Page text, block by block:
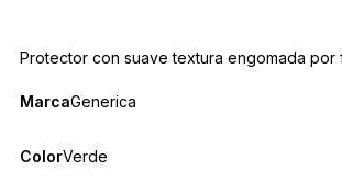
Protector con suave textura engomada
MarcaGenerica
ColorVerde